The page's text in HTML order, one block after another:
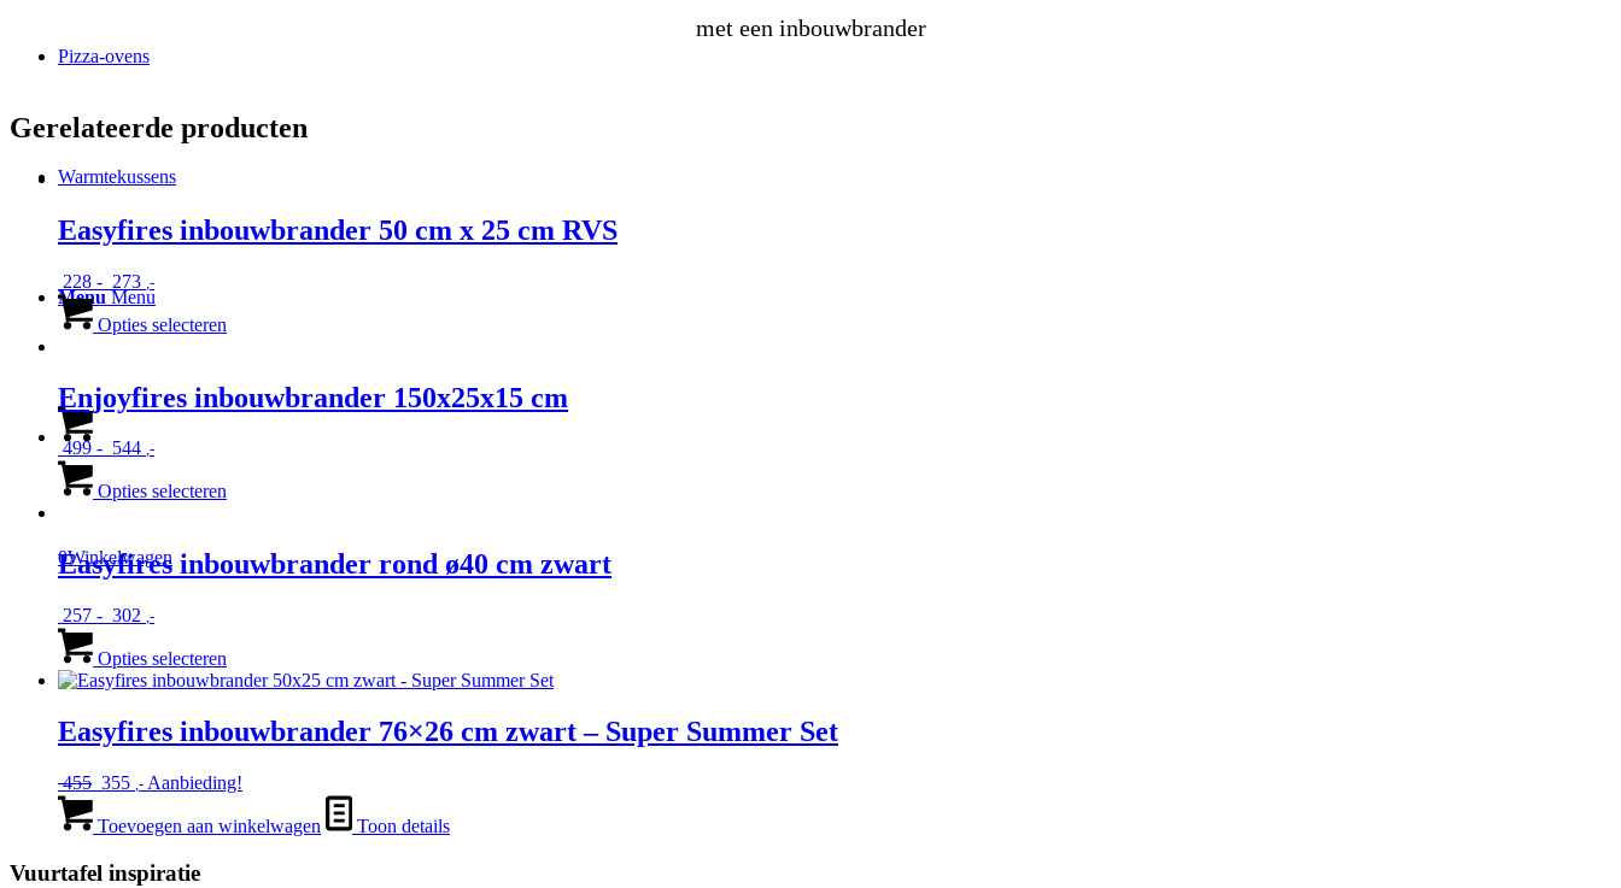
Pizza-ovens
Warmtekussens
Menu Menu
0Winkelwagen
met een inbouwbrander
Gerelateerde producten
Easyfires inbouwbrander 50 cm x 25 cm RVS
228 - 273Prijsklasse:
€ 228
tot
,-
Opties selecteren
variaties.
Deze
worden
productpagina
Enjoyfires inbouwbrander 150x25x15 cm
499 - 544Prijsklasse:
tot
,-
Opties selecteren
variaties.
Deze
worden
op
productpagina
Easyfires inbouwbrander rond ø40 cm zwart
257 - 302 Prijsklasse:
tot
€ 302
,-
Opties selecteren
heeft
variaties.
Deze
kan
worden
Easyfires inbouwbrander 76×26 cm zwart – Super Summer Set
455 Oorspronkelijke
was:
355Huidige
is:
,- Aanbieding!
Toevoegen aan winkelwagen Toon details
Vuurtafel inspiratie